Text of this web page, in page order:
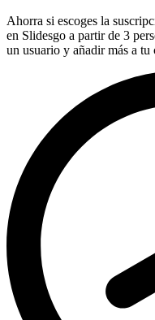
Ahorra si escoges la
en Slidesgo a partir de 3
un usuario y añadir más a